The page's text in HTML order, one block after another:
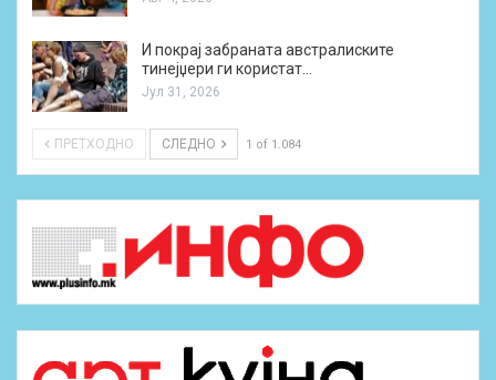
И покрај забраната австралиските
тинејџери ги користат…
Јул 31, 2026
ПРЕТХОДНО СЛЕДНО 1 of 1.084